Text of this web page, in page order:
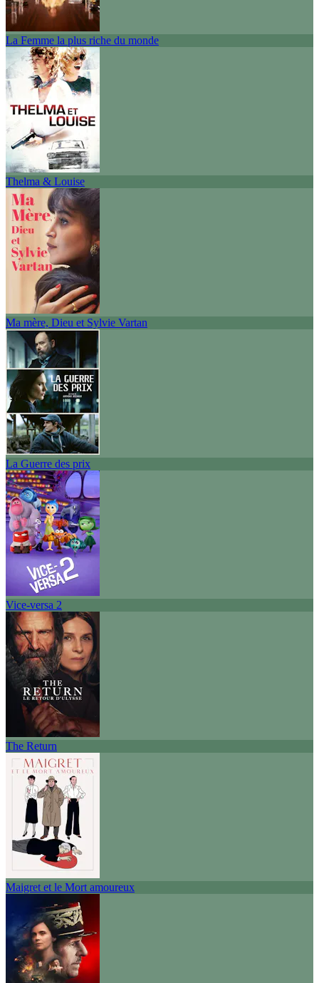
La Femme la plus riche du monde
Thelma & Louise
Ma mère, Dieu et Sylvie Vartan
La Guerre des prix
Vice-versa 2
The Return
Maigret et le Mort amoureux